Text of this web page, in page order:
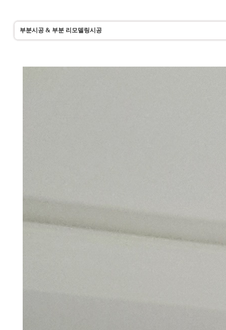
부분시공 & 부분 리모델링시공